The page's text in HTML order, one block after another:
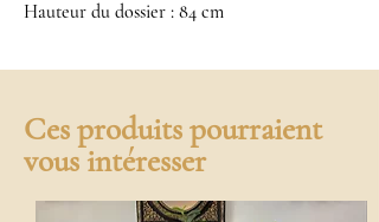
Hauteur du dossier : 84 cm
Ces produits pourraient
vous intéresser